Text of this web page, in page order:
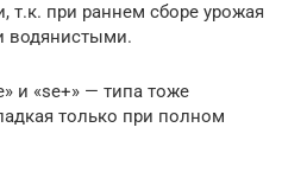
при раннем сборе урожая
водянистыми.
и «se+» — типа тоже
только при полном